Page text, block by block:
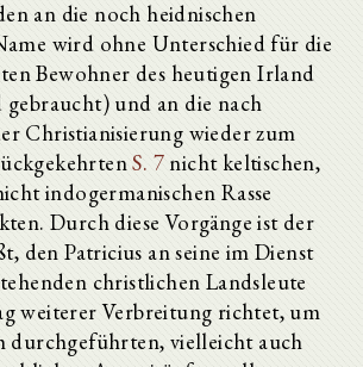
an die noch heidnischen
wird ohne Unterschied für die
Bewohner des heutigen Irland
und an die nach
Christianisierung wieder zum
S. 7 nicht keltischen,
indogermanischen Rasse
Durch diese Vorgänge ist der
den Patricius an seine im Dienst
christlichen Landsleute
weiterer Verbreitung richtet, um
durchgeführten, vielleicht auch